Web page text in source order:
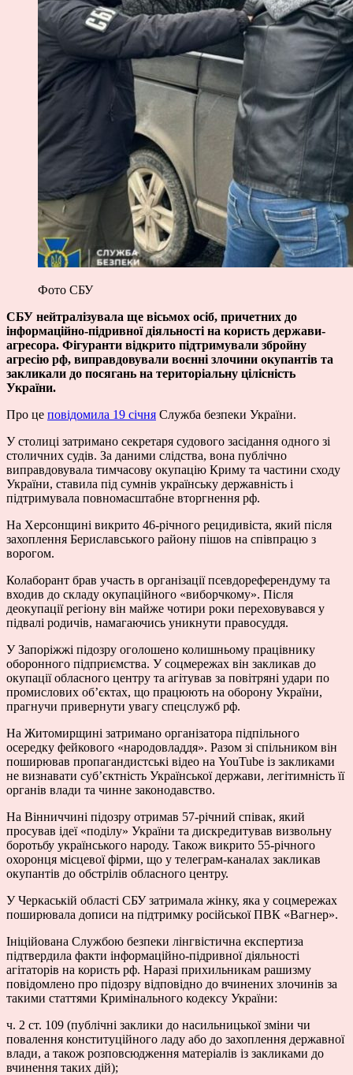
Фото СБУ
СБУ нейтралізувала ще вісьмох осіб, причетних до
інформаційно-підривної діяльності на користь держави-
агресора. Фігуранти відкрито підтримували збройну
агресію рф, виправдовували воєнні злочини окупантів та
закликали до посягань на територіальну цілісність
України.
Про це повідомила 19 січня Служба безпеки України.
У столиці затримано секретаря судового засідання одного зі
столичних судів. За даними слідства, вона публічно
виправдовувала тимчасову окупацію Криму та частини сходу
України, ставила під сумнів українську державність і
підтримувала повномасштабне вторгнення рф.
На Херсонщині викрито 46-річного рецидивіста, який після
захоплення Бериславського району пішов на співпрацю з
ворогом.
Колаборант брав участь в організації псевдореферендуму та
входив до складу окупаційного «виборчкому». Після
деокупації регіону він майже чотири роки переховувався у
підвалі родичів, намагаючись уникнути правосуддя.
У Запоріжжі підозру оголошено колишньому працівнику
оборонного підприємства. У соцмережах він закликав до
окупації обласного центру та агітував за повітряні удари по
промислових об’єктах, що працюють на оборону України,
прагнучи привернути увагу спецслужб рф.
На Житомирщині затримано організатора підпільного
осередку фейкового «народовладдя». Разом зі спільником він
поширював пропагандистські відео на YouTube із закликами
не визнавати суб’єктність Української держави, легітимність її
органів влади та чинне законодавство.
На Вінниччині підозру отримав 57-річний співак, який
просував ідеї «поділу» України та дискредитував визвольну
боротьбу українського народу. Також викрито 55-річного
охоронця місцевої фірми, що у телеграм-каналах закликав
окупантів до обстрілів обласного центру.
У Черкаській області СБУ затримала жінку, яка у соцмережах
поширювала дописи на підтримку російської ПВК «Вагнер».
Ініційована Службою безпеки лінгвістична експертиза
підтвердила факти інформаційно-підривної діяльності
агітаторів на користь рф. Наразі прихильникам рашизму
повідомлено про підозру відповідно до вчинених злочинів за
такими статтями Кримінального кодексу України:
ч. 2 ст. 109 (публічні заклики до насильницької зміни чи
повалення конституційного ладу або до захоплення державної
влади, а також розповсюдження матеріалів із закликами до
вчинення таких дій);